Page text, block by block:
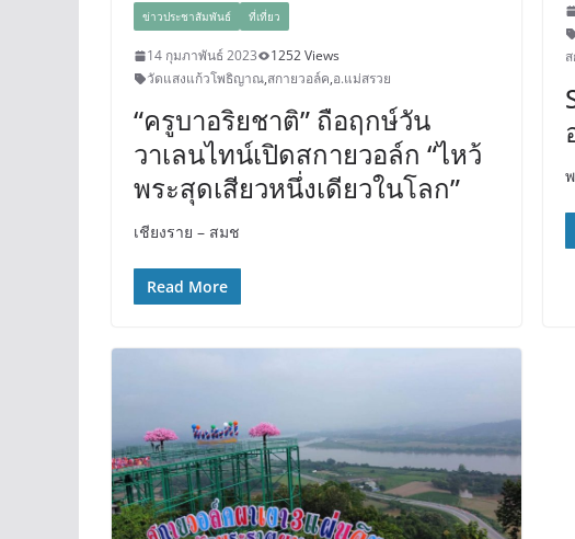
ข่าวประชาสัมพันธ์ ที่เที่ยว
14 กุมภาพันธ์ 2023
1252 Views
วัดแสงแก้วโพธิญาณ,สกายวอล์ค,อ.แม่สรวย
“ครูบาอริยชาติ” ถือฤกษ์วัน
วาเลนไทน์เปิดสกายวอล์ก “ไหว้
พระสุดเสียวหนึ่งเดียวในโลก”
เชียงราย – สมช
Read More